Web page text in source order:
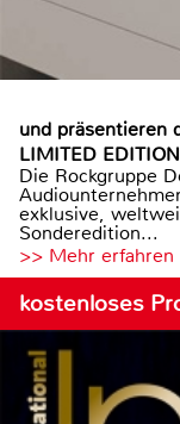
und präsentieren
LIMITED EDITION
Die Rockgruppe
exklusive,
Sonderedition...
>> Mehr erfahren
kostenloses